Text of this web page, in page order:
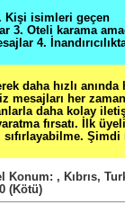
Kişi isimleri geçen
3. Oteli karama
4.
daha hızlı
her zaman
daha kolay
fırsatı. İlk
sıfırlayabilme. Şimdi
Konum: , Kıbrıs,
(Kötü)